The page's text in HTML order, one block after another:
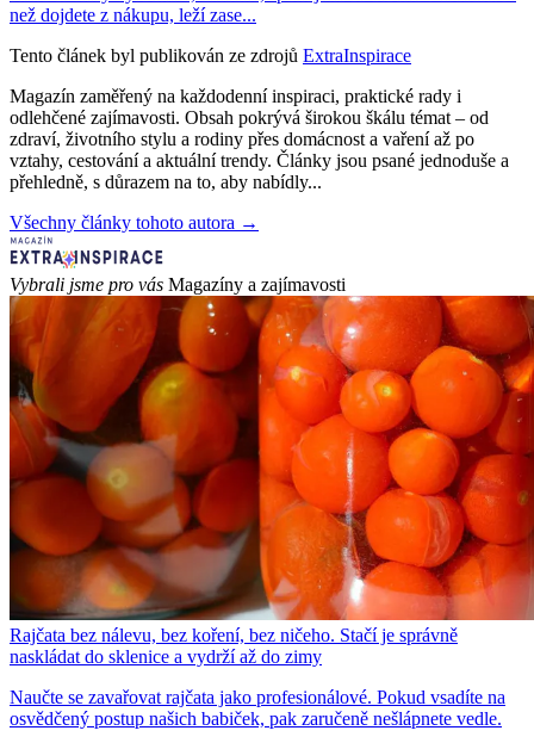
než dojdete z nákupu, leží zase...
Tento článek byl publikován ze zdrojů ExtraInspirace
Magazín zaměřený na každodenní inspiraci, praktické rady i
odlehčené zajímavosti. Obsah pokrývá širokou škálu témat – od
zdraví, životního stylu a rodiny přes domácnost a vaření až po
vztahy, cestování a aktuální trendy. Články jsou psané jednoduše a
přehledně, s důrazem na to, aby nabídly...
Všechny články tohoto autora →
Vybrali jsme pro vás Magazíny a zajímavosti
Rajčata bez nálevu, bez koření, bez ničeho. Stačí je správně
naskládat do sklenice a vydrží až do zimy
Naučte se zavařovat rajčata jako profesionálové. Pokud vsadíte na
osvědčený postup našich babiček, pak zaručeně nešlápnete vedle.